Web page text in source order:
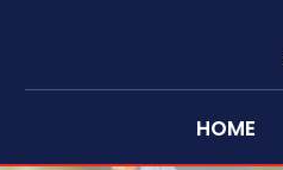
HOME